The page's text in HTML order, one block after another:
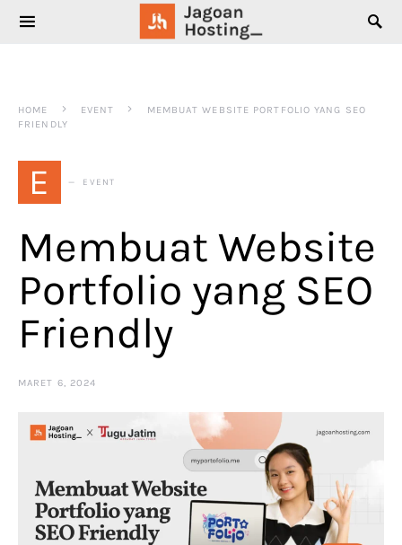
SEARCH FOR:
HOME EVENT
MEMBUAT WEBSITE PORTFOLIO YANG SEO
FRIENDLY
E EVENT
Membuat Website
Portfolio yang SEO
Friendly
MARET 6, 2024